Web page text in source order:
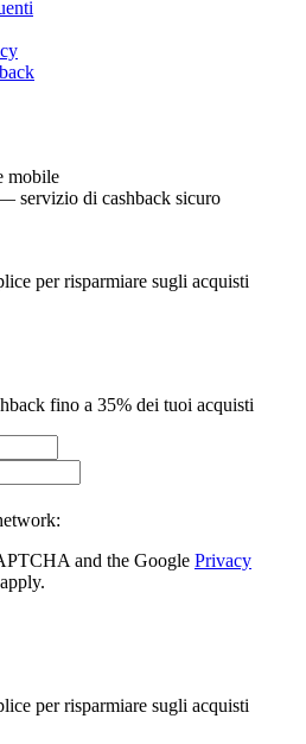
mobile
— servizio di cashback sicuro
per risparmiare sugli acquisti
fino a 35% dei tuoi acquisti
and the Google Privacy
apply.
per risparmiare sugli acquisti